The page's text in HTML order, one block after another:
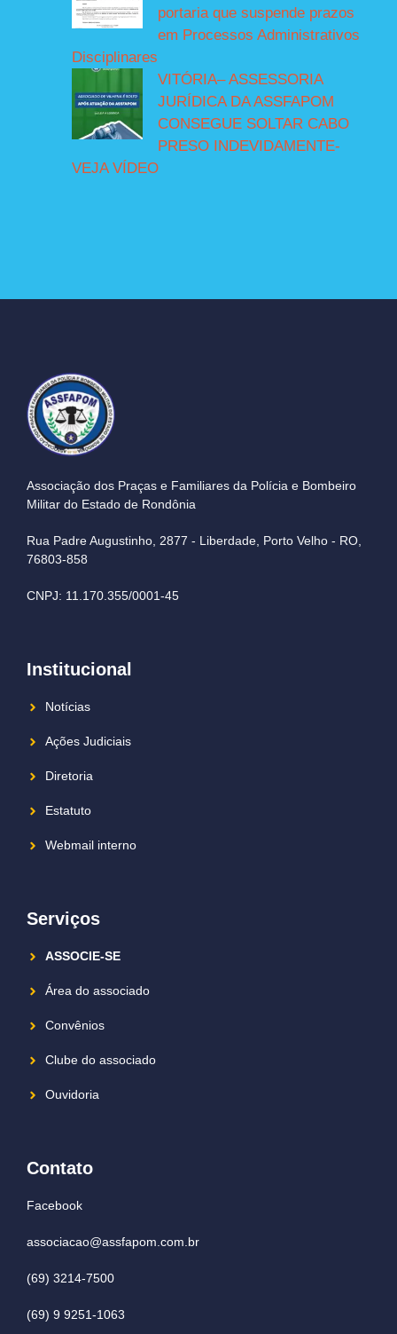
portaria que suspende prazos
em Processos Administrativos
Disciplinares
VITÓRIA– ASSESSORIA
JURÍDICA DA ASSFAPOM
CONSEGUE SOLTAR CABO
PRESO INDEVIDAMENTE-
VEJA VÍDEO
Associação dos Praças e Familiares da Polícia e Bombeiro
Militar do Estado de Rondônia
Rua Padre Augustinho, 2877 - Liberdade, Porto Velho - RO,
76803-858
CNPJ: 11.170.355/0001-45
Institucional
Notícias
Ações Judiciais
Diretoria
Estatuto
Webmail interno
Serviços
ASSOCIE-SE
Área do associado
Convênios
Clube do associado
Ouvidoria
Contato
Facebook
associacao@assfapom.com.br
(69) 3214-7500
(69) 9 9251-1063